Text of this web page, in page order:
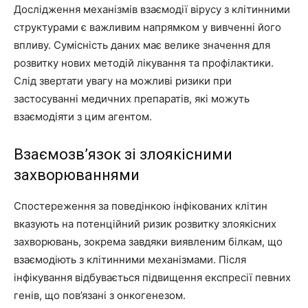
Дослідження механізмів взаємодії вірусу з клітинними
структурами є важливим напрямком у вивченні його
впливу. Сумісність даних має велике значення для
розвитку нових методій лікування та профілактики.
Слід звертати увагу на можливі ризики при
застосуванні медичних препаратів, які можуть
взаємодіяти з цим агентом.
Взаємозв’язок зі злоякісними
захворюваннями
Спостереження за поведінкою інфікованих клітин
вказують на потенційний ризик розвитку злоякісних
захворювань, зокрема завдяки виявленим білкам, що
взаємодіють з клітинними механізмами. Після
інфікування відбувається підвищення експресії певних
генів, що пов’язані з онкогенезом.